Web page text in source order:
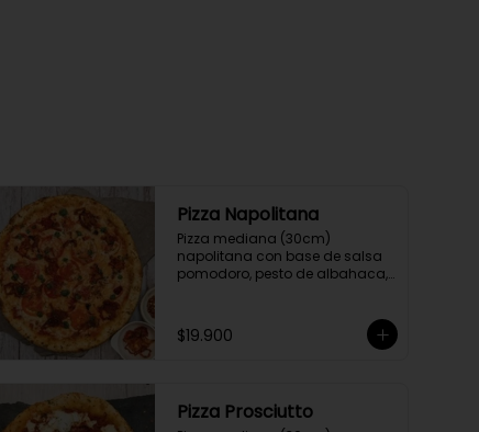
Pizza Napolitana
Pizza mediana (30cm)
napolitana con base de salsa
pomodoro, pesto de albahaca,
$19.900
Pizza Prosciutto